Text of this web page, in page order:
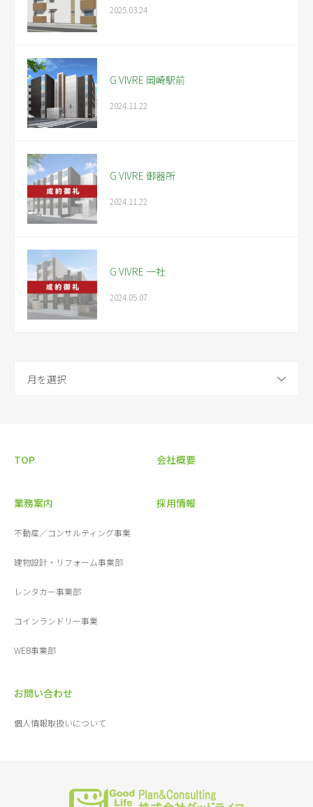
2025.03.24
G VIVRE 岡崎駅前
2024.11.22
G VIVRE 御器所
2024.11.22
G VIVRE 一社
2024.05.07
月を選択
TOP 会社概要
業務案内
不動産／コンサルティング事業
建物設計・リフォーム事業部
レンタカー事業部
コインランドリー事業
WEB事業部
採用情報
お問い合わせ
個人情報取扱いについて